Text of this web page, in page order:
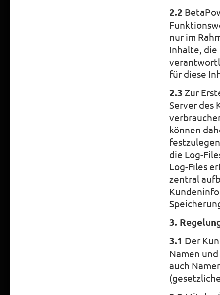
2.2
nur im
Inhalte, die
für diese
2.3 Zur
Server des
können
die Log-
Log-Files
zentral
3.
3.1 Der
Namen
auch